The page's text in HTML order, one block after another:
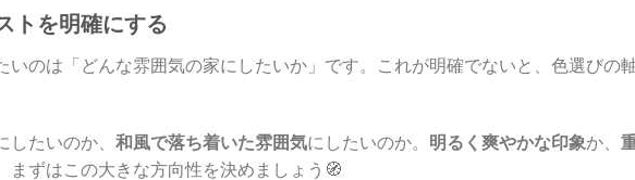
トを明確にする
いのは「どんな雰囲気の家にしたいか」です。これが明確でないと、色選びの
したいのか、 和風で落ち着いた雰囲気にしたいのか。 明るく爽やかな印象か、
まずはこの大きな方向性を決めましょう🧭